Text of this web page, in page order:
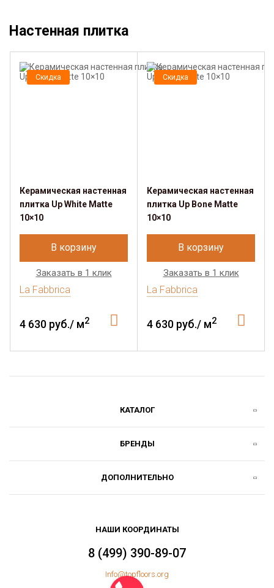
Настенная плитка
Скидка
Керамическая настенная
плитка Up White Matte
10×10
В корзину
Заказать в 1 клик
La Fabbrica
4 630 руб./ м2
Скидка
Керамическая настенная
плитка Up Bone Matte
10×10
В корзину
Заказать в 1 клик
La Fabbrica
4 630 руб./ м2
КАТАЛОГ
БРЕНДЫ
ДОПОЛНИТЕЛЬНО
НАШИ КООРДИНАТЫ
8 (499) 390-89-07
Info@topfloors.org